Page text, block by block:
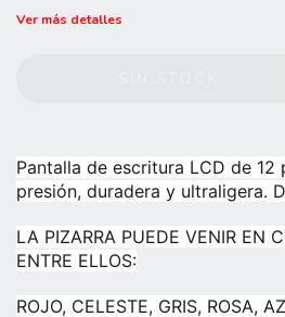
Ver más detalles
Pantalla de escritura LCD de 12
presión, duradera y ultraligera.
LA PIZARRA PUEDE VENIR EN
ENTRE ELLOS:
ROJO, CELESTE, GRIS, ROSA,